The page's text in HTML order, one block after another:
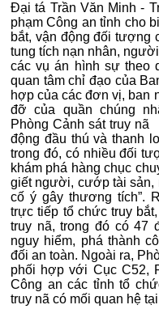
Đại tá Trần Văn Minh -
phạm Công an tỉnh cho
bắt, vận động đối tượng
tung tích nạn nhân,
các vụ án hình sự theo
quan tâm chỉ đạo của
hợp của các đơn vị, ban
đỡ của quần chúng
Phòng Cảnh sát truy nã
động đầu thú và thanh
trong đó, có nhiều đối
khám phá hàng chục
giết người, cướp tài sản,
cố ý gây thương tích”.
trực tiếp tổ chức truy
truy nã, trong đó có 47
nguy hiểm, phá thành
đối an toàn. Ngoài ra,
phối hợp với Cục C52,
Công an các tỉnh tổ
truy nã có mối quan hệ